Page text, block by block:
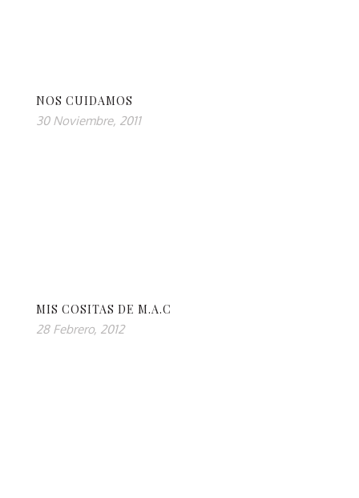
NOS CUIDAMOS
30 Noviembre, 2011
MIS COSITAS DE M.A.C
28 Febrero, 2012